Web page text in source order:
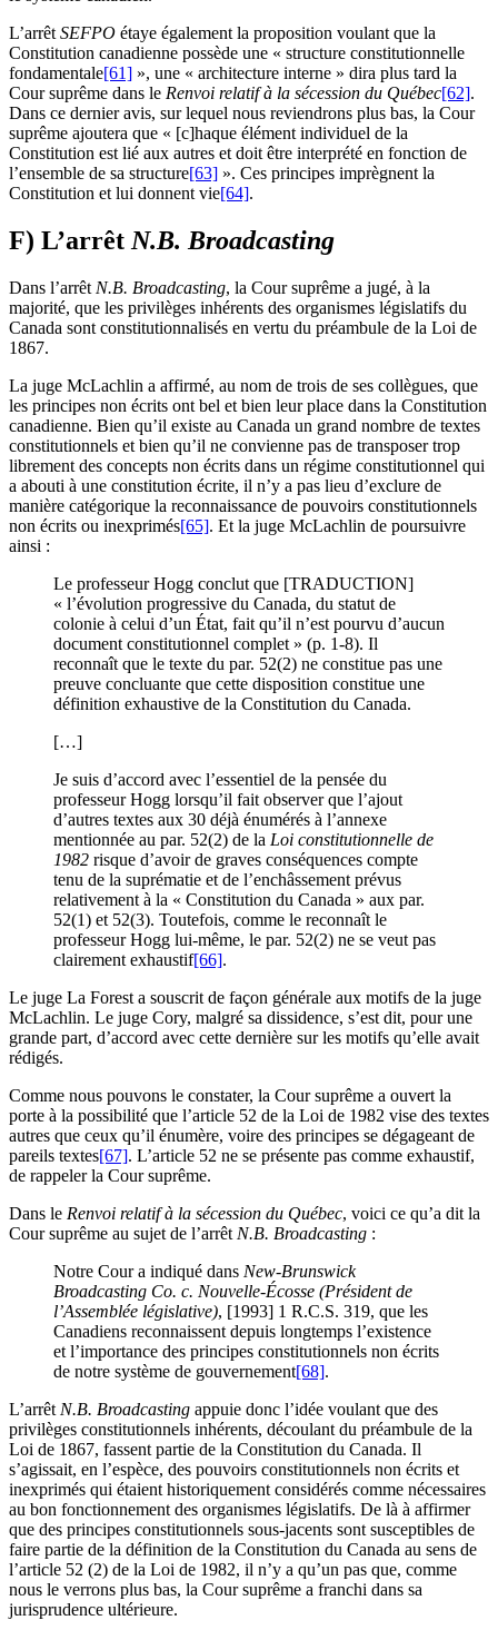
L’arrêt SEFPO étaye également la proposition voulant que la
Constitution canadienne possède une « structure constitutionnelle
fondamentale[61] », une « architecture interne » dira plus tard la
Cour suprême dans le Renvoi relatif à la sécession du Québec[62].
Dans ce dernier avis, sur lequel nous reviendrons plus bas, la Cour
suprême ajoutera que « [c]haque élément individuel de la
Constitution est lié aux autres et doit être interprété en fonction de
l’ensemble de sa structure[63] ». Ces principes imprègnent la
Constitution et lui donnent vie[64].
F) L’arrêt N.B. Broadcasting
Dans l’arrêt N.B. Broadcasting, la Cour suprême a jugé, à la
majorité, que les privilèges inhérents des organismes législatifs du
Canada sont constitutionnalisés en vertu du préambule de la Loi de
1867.
La juge McLachlin a affirmé, au nom de trois de ses collègues, que
les principes non écrits ont bel et bien leur place dans la Constitution
canadienne. Bien qu’il existe au Canada un grand nombre de textes
constitutionnels et bien qu’il ne convienne pas de transposer trop
librement des concepts non écrits dans un régime constitutionnel qui
a abouti à une constitution écrite, il n’y a pas lieu d’exclure de
manière catégorique la reconnaissance de pouvoirs constitutionnels
non écrits ou inexprimés[65]. Et la juge McLachlin de poursuivre
ainsi :
Le professeur Hogg conclut que [TRADUCTION]
« l’évolution progressive du Canada, du statut de
colonie à celui d’un État, fait qu’il n’est pourvu d’aucun
document constitutionnel complet » (p. 1-8). Il
reconnaît que le texte du par. 52(2) ne constitue pas une
preuve concluante que cette disposition constitue une
définition exhaustive de la Constitution du Canada.
[…]
Je suis d’accord avec l’essentiel de la pensée du
professeur Hogg lorsqu’il fait observer que l’ajout
d’autres textes aux 30 déjà énumérés à l’annexe
mentionnée au par. 52(2) de la Loi constitutionnelle de
1982 risque d’avoir de graves conséquences compte
tenu de la suprématie et de l’enchâssement prévus
relativement à la « Constitution du Canada » aux par.
52(1) et 52(3). Toutefois, comme le reconnaît le
professeur Hogg lui-même, le par. 52(2) ne se veut pas
clairement exhaustif[66].
Le juge La Forest a souscrit de façon générale aux motifs de la juge
McLachlin. Le juge Cory, malgré sa dissidence, s’est dit, pour une
grande part, d’accord avec cette dernière sur les motifs qu’elle avait
rédigés.
Comme nous pouvons le constater, la Cour suprême a ouvert la
porte à la possibilité que l’article 52 de la Loi de 1982 vise des textes
autres que ceux qu’il énumère, voire des principes se dégageant de
pareils textes[67]. L’article 52 ne se présente pas comme exhaustif,
de rappeler la Cour suprême.
Dans le Renvoi relatif à la sécession du Québec, voici ce qu’a dit la
Cour suprême au sujet de l’arrêt N.B. Broadcasting :
Notre Cour a indiqué dans New-Brunswick
Broadcasting Co. c. Nouvelle-Écosse (Président de
l’Assemblée législative), [1993] 1 R.C.S. 319, que les
Canadiens reconnaissent depuis longtemps l’existence
et l’importance des principes constitutionnels non écrits
de notre système de gouvernement[68].
L’arrêt N.B. Broadcasting appuie donc l’idée voulant que des
privilèges constitutionnels inhérents, découlant du préambule de la
Loi de 1867, fassent partie de la Constitution du Canada. Il
s’agissait, en l’espèce, des pouvoirs constitutionnels non écrits et
inexprimés qui étaient historiquement considérés comme nécessaires
au bon fonctionnement des organismes législatifs. De là à affirmer
que des principes constitutionnels sous-jacents sont susceptibles de
faire partie de la définition de la Constitution du Canada au sens de
l’article 52 (2) de la Loi de 1982, il n’y a qu’un pas que, comme
nous le verrons plus bas, la Cour suprême a franchi dans sa
jurisprudence ultérieure.